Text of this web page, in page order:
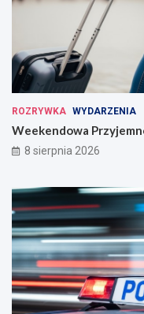
ROZRYWKA WYDARZENIA
Weekendowa
8 sierpnia 2026